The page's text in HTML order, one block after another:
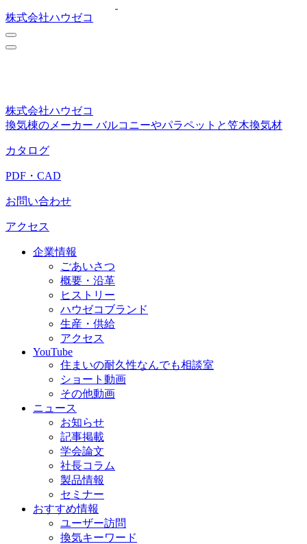
株式会社ハウゼコ
株式会社ハウゼコ
換気棟のメーカー バルコニーやパラペットと笠木換気材
カタログ
PDF・CAD
お問い合わせ
アクセス
企業情報
ごあいさつ
概要・沿革
ヒストリー
ハウゼコブランド
生産・供給
アクセス
YouTube
住まいの耐久性なんでも相談室
ショート動画
その他動画
ニュース
お知らせ
記事掲載
学会論文
社長コラム
製品情報
セミナー
おすすめ情報
ユーザー訪問
換気キーワード